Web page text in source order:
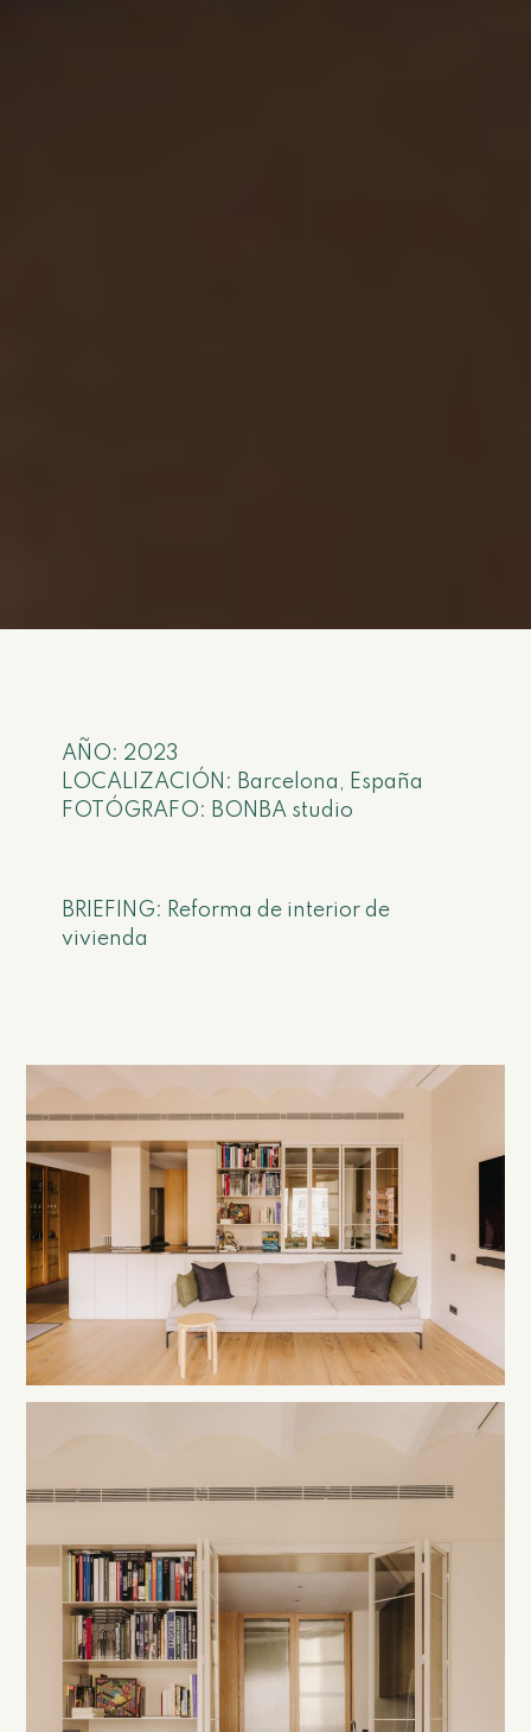
AÑO: 2023
LOCALIZACIÓN: Barcelona, España
FOTÓGRAFO: BONBA studio
BRIEFING: Reforma de interior de
vivienda